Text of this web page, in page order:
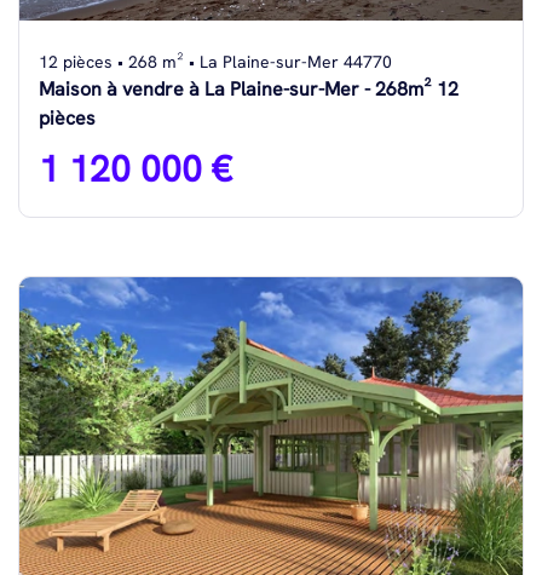
12 pièces • 268 m² • La Plaine-sur-Mer 44770
Maison à vendre à La Plaine-sur-Mer - 268m² 12
pièces
1 120 000 €